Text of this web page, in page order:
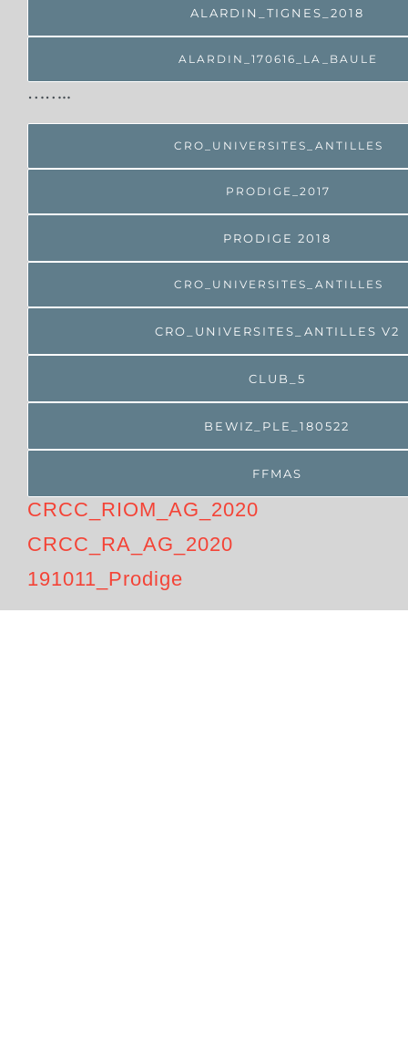
ALARDIN_TIGNES_2018
ALARDIN_170616_LA_BAULE
……..
CRO_UNIVERSITES_ANTILLES
PRODIGE_2017
PRODIGE 2018
CRO_UNIVERSITES_ANTILLES
CRO_UNIVERSITES_ANTILLES V2
CLUB_5
BEWIZ_PLE_180522
FFMAS
CRCC_RIOM_AG_2020
CRCC_RA_AG_2020
191011_Prodige